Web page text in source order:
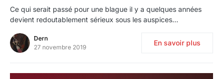
Ce qui serait passé pour une blague il y a quelques années
devient redoutablement sérieux sous les auspices…
Dern
27 novembre 2019
En savoir plus